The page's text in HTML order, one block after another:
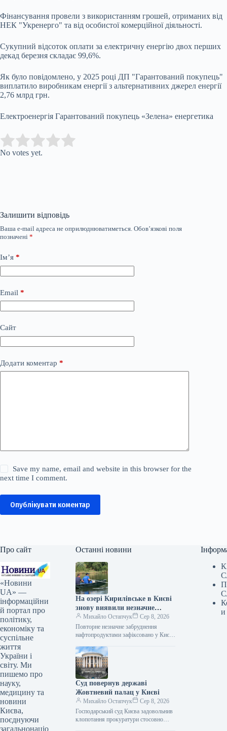
Фінансування провели з використанням грошей, отриманих від
НЕК "Укренерго" та від особистої комерційної діяльності.
Сукупний відсоток оплати за електричну енергію двох перших
декад березня складає 99,6%.
Як було повідомлено, у 2025 році ДП "Гарантований покупець"
виплатило виробникам енергії з альтернативних джерел енергії
2,76 млрд грн.
Електроенергія Гарантований покупець «Зелена» енергетика
Rate this item:
No votes yet.
Залишити відповідь
Ваша e-mail адреса не оприлюднюватиметься. Обов’язкові поля
позначені *
Ім’я *
Email *
Сайт
Додати коментар *
Save my name, email and website in this browser for the
next time I comment.
Опублікувати коментар
Про сайт
«Новини
UA» —
інформаційни
й портал про
політику,
економіку та
суспільне
життя
України і
світу. Ми
пишемо про
науку,
медицину та
новини
Києва,
поєднуючи
загальнонаціо
Останні новини
На озері Кирилівське в Києві
знову виявили незначне
забруднення після нападу
росіян.
Михайло Остапчук
Сер 8, 2026
Повторне незначне забруднення
нафтопродуктами зафіксовано у Києві
Сирець після російської атаки, що
сталася в ніч…
Суд повернув державі
Жовтневий палац у Києві
Михайло Остапчук
Сер 8, 2026
Господарський суд Києва задовольнив
клопотання прокуратури стосовно
и